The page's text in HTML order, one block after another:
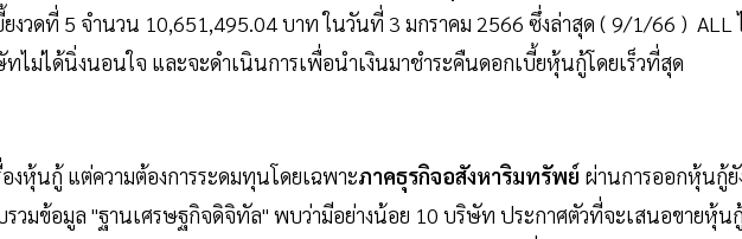
งวดที่ 5 จำนวน 10,651,495.04 บาท ในวันที่ 3 มกราคม 2566 ซึ่งล่าสุด ( 9/1/66 ) ALL
ไม่ได้นิ่งนอนใจ และจะดำเนินการเพื่อนำเงินมาชำระคืนดอกเบี้ยหุ้นกู้โดยเร็วที่สุด
หุ้นกู้ แต่ความต้องการระดมทุนโดยเฉพาะภาคธุรกิจอสังหาริมทรัพย์ ผ่านการออกหุ้นกู้ยั
รวมข้อมูล "ฐานเศรษฐกิจดิจิทัล" พบว่ามีอย่างน้อย 10 บริษัท ประกาศตัวที่จะเสนอขายหุ้น